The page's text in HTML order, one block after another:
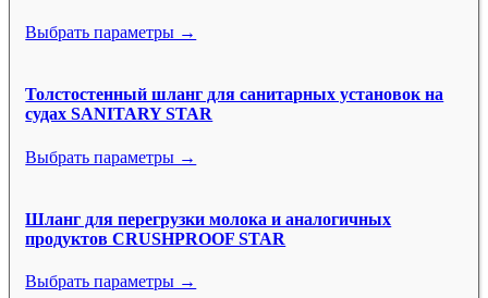
Выбрать параметры →
Толстостенный шланг для санитарных установок на
судах SANITARY STAR
Выбрать параметры →
Шланг для перегрузки молока и аналогичных
продуктов CRUSHPROOF STAR
Выбрать параметры →